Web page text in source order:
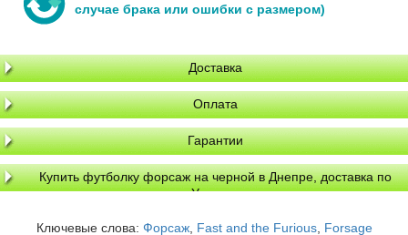
случае брака или ошибки с размером)
Доставка
Оплата
Гарантии
Купить футболку форсаж на черной в Днепре, доставка по
Украине
Ключевые слова: Форсаж, Fast and the Furious, Forsage